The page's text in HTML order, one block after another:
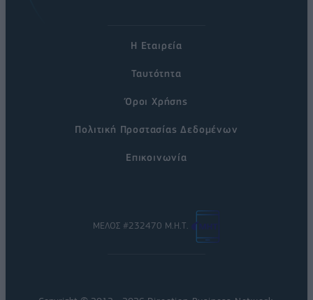
Η Εταιρεία
Ταυτότητα
Όροι Χρήσης
Πολιτική Προστασίας Δεδομένων
Επικοινωνία
ΜΕΛΟΣ #232470 Μ.Η.Τ.